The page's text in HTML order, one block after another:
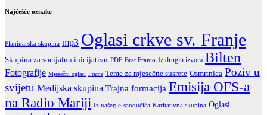
Najčešće oznake
Planinarska skupina mp3 Oglasi crkve sv. Franje
Skupina za socijalnu inicijativu PDF Brat Franjo Iz drugih izvora Bilten
Fotografije Mjesečni oglasi Frama Teme za mjesečne susrete Osmrtnica Poziv u
svijetu Medijska skupina Trajna formacija Emisija OFS-a
na Radio Mariji Iz našeg e-sandučića Karitativna skupina Oglasi